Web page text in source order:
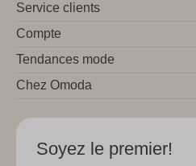
Service clients
Compte
Tendances mode
Chez Omoda
Soyez le premier!